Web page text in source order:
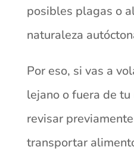
posibles plagas o
naturaleza
Por eso, si vas a
lejano o fuera de
revisar
transportar